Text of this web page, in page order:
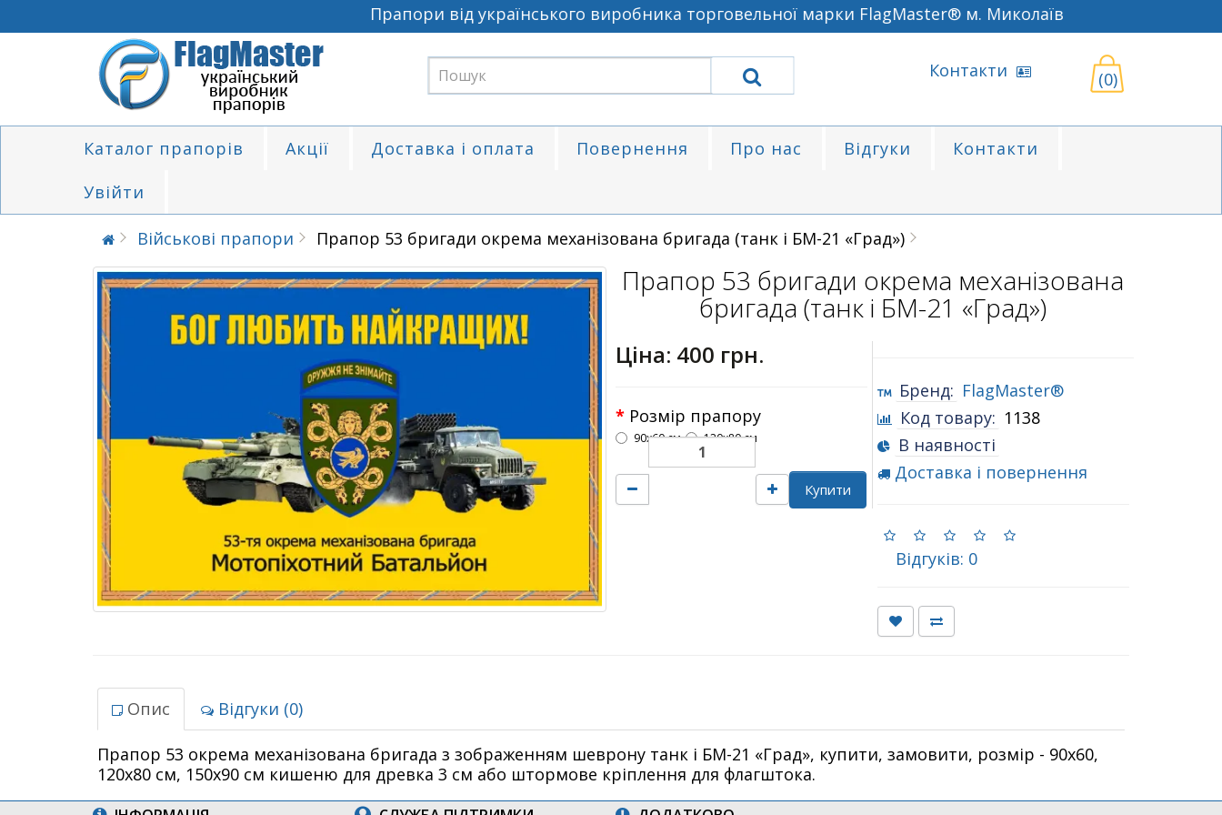
Прапори від українського виробника торговельної марки FlagMaster® м. Миколаїв
Контакти (0)
Каталог прапорів Акції Доставка і оплата Повернення Про нас Відгуки
Контакти
Увійти
Військові прапори Прапор 53 бригади окрема механізована бригада (танк і БМ-21 «Град»)
Прапор 53 бригади окрема механізована
бригада (танк і БМ-21 «Град»)
Ціна: 400 грн.
Розмір прапору
90х60 см 120х80 см
Купити
Бренд: FlagMaster®
Код товару: 1138
В наявності
Доставка і повернення
Відгуків: 0
Опис Відгуки (0)
Прапор 53 окрема механізована бригада з зображенням шеврону танк і БМ-21 «Град», купити, замовити, розмір - 90х60,
120х80 см, 150х90 см кишеню для древка 3 см або штормове кріплення для флагштока.